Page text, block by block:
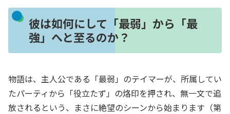
彼は如何にして「最弱」から「最
強」へと至るのか？
物語は、主人公である「最弱」のテイマーが、所属してい
たパーティから「役立たず」の烙印を押され、無一文で追
放されるという、まさに絶望のシーンから始まります（第